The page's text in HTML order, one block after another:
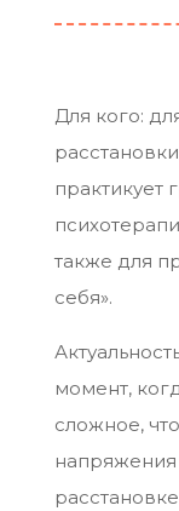
Для кого:
также для
себя».
момент,
сложное,
напряжения